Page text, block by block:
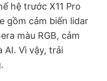
hệ trước X11 Pro
gồm cảm biến lidar
màu RGB, cảm
AI. Vì vậy, trải